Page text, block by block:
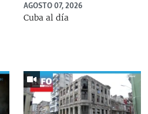
AGOSTO 07, 2026
Cuba al día